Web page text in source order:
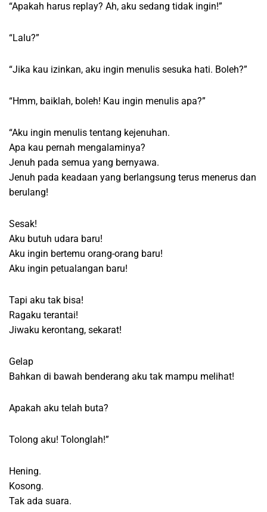
“Apakah harus replay? Ah, aku sedang tidak ingin!”
“Lalu?”
“Jika kau izinkan, aku ingin menulis sesuka hati. Boleh?”
“Hmm, baiklah, boleh! Kau ingin menulis apa?”
“Aku ingin menulis tentang kejenuhan.
Apa kau pernah mengalaminya?
Jenuh pada semua yang bernyawa.
Jenuh pada keadaan yang berlangsung terus menerus dan
berulang!
Sesak!
Aku butuh udara baru!
Aku ingin bertemu orang-orang baru!
Aku ingin petualangan baru!
Tapi aku tak bisa!
Ragaku terantai!
Jiwaku kerontang, sekarat!
Gelap
Bahkan di bawah benderang aku tak mampu melihat!
Apakah aku telah buta?
Tolong aku! Tolonglah!”
Hening.
Kosong.
Tak ada suara.